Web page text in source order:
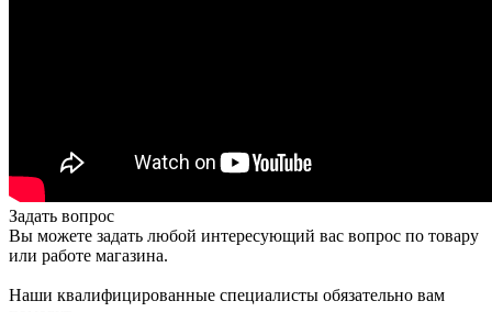
Задать вопрос
Вы можете задать любой интересующий вас вопрос по товару
или работе магазина.
Наши квалифицированные специалисты обязательно вам